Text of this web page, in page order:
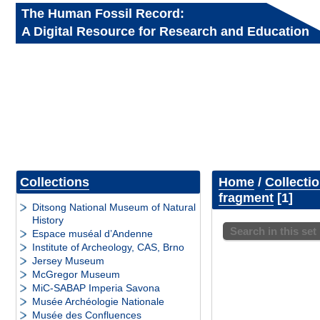
The Human Fossil Record:
A Digital Resource for Research and Education
Collections
Ditsong National Museum of Natural
History
Espace muséal d’Andenne
Institute of Archeology, CAS, Brno
Jersey Museum
McGregor Museum
MiC-SABAP Imperia Savona
Musée Archéologie Nationale
Musée des Confluences
Home/
fragment 1
Search in this set